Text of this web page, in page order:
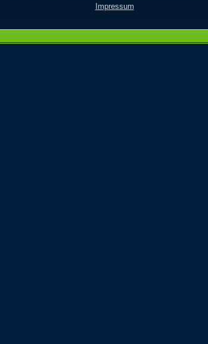
Impressum